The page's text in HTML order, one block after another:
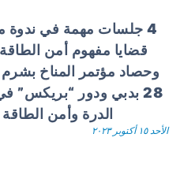
4 جلسات مهمة في
قضايا مفهوم أمن الطاقة
28 بدبي ودور
الدرة وأمن
الأحد ١٥ أكتوبر ٢٠٢٣